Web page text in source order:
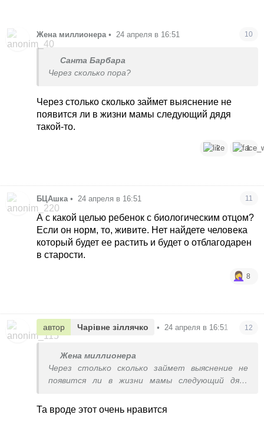
Жена миллионера • 24 апреля в 16:51 10
Санта Барбара
Через сколько пора?
Через столько сколько займет выяснение не
появится ли в жизни мамы следующий дядя
такой-то.
2 1
БЦАшка • 24 апреля в 16:51 11
А с какой целью ребенок с биологическим отцом?
Если он норм, то, живите. Нет найдете человека
который будет ее растить и будет о отблагодарен
в старости.
8
автор Чарівне зіллячко • 24 апреля в 16:51 12
Жена миллионера
Через столько сколько займет выяснение не
появится ли в жизни мамы следующий дядя
Та вроде этот очень нравится